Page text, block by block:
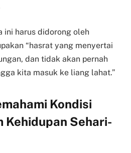
ini harus didorong oleh
“hasrat yang menyertai
dan tidak akan pernah
kita masuk ke liang lahat.”
Kondisi
Kehidupan Sehari-